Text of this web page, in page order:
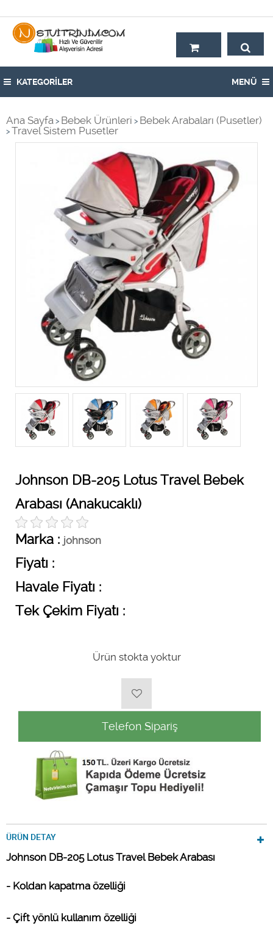
KATEGORİLER MENÜ
Ana Sayfa > Bebek Ürünleri > Bebek Arabaları (Pusetler)
> Travel Sistem Pusetler
Johnson DB-205 Lotus Travel Bebek
Arabası (Anakucaklı)
Marka : johnson
Fiyatı :
Havale Fiyatı :
Tek Çekim Fiyatı :
Ürün stokta yoktur
Telefon Sipariş
ÜRÜN DETAY
Johnson DB-205 Lotus Travel Bebek Arabası
- Koldan kapatma özelliği
- Çift yönlü kullanım özelliği